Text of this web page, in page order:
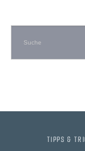
TIPPS &